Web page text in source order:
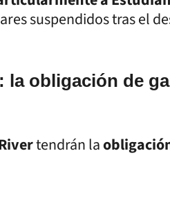
suspendidos tras el
la obligación de
tendrán la